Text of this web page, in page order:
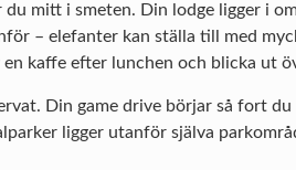
mitt i smeten. Din lodge ligger i
– elefanter kan ställa till med
kaffe efter lunchen och blicka ut
Din game drive börjar så fort
ligger utanför själva